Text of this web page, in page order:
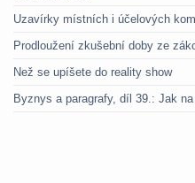
Uzavírky místních i účelových
Prodloužení zkušební doby ze
Než se upíšete do reality show
Byznys a paragrafy, díl 39.: Jak